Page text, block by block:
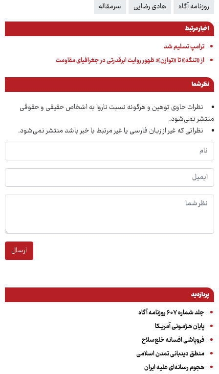
روزنامه آگاه
هادی رضایی سرمقاله
اخبار مرتبط
ترامپ تسلیم شد
از «تنگه» تا «توازن»؛ ظهور روایت ابرقدرتی در جغرافیای مقاومت
نظر شما
نظرات حاوی توهین و هرگونه نسبت ناروا به اشخاص حقیقی و حقوقی
منتشر نمی‌شود.
نظراتی که غیر از زبان فارسی یا غیر مرتبط با خبر باشد منتشر نمی‌شود.
ارسال
پربازدید
جلد شماره ۶۰۷ روزنامه آگاه
پایان هـژمـونی آمریـکا
فروپاشی افسانه خلع‌سلاح
منطق دیدبانی تمدن اسلامی
هجوم رسانه‌ای علیه ایران